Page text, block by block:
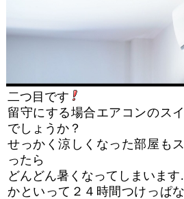
二つ目です
留守にする場合エアコンのス
でしょうか？
せっかく涼しくなった部屋も
ったら
どんどん暑くなってしまいま
かといって２４時間つけっぱ